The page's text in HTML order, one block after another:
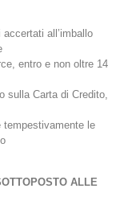
all’imballo
entro e non oltre 14
sulla Carta di Credito,
tempestivamente le
ALLE